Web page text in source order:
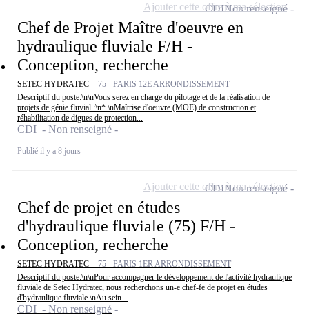
Chef de Projet Maître d'oeuvre en
hydraulique fluviale F/H -
Conception, recherche
SETEC HYDRATEC - 75 - PARIS 12E ARRONDISSEMENT
Descriptif du poste:\n\nVous serez en charge du pilotage et de la réalisation de
projets de génie fluvial :\n* \nMaîtrise d'oeuvre (MOE) de construction et
réhabilitation de digues de protection...
CDI - Non renseigné
Publié il y a 8 jours
CDINon renseigné
Ajouter cette offre à ma sélection
Chef de projet en études
d'hydraulique fluviale (75) F/H -
Conception, recherche
SETEC HYDRATEC - 75 - PARIS 1ER ARRONDISSEMENT
Descriptif du poste:\n\nPour accompagner le développement de l'activité hydraulique
fluviale de Setec Hydratec, nous recherchons un-e chef-fe de projet en études
d'hydraulique fluviale.\nAu sein...
CDI - Non renseigné
CDINon renseigné
Ajouter cette offre à ma sélection